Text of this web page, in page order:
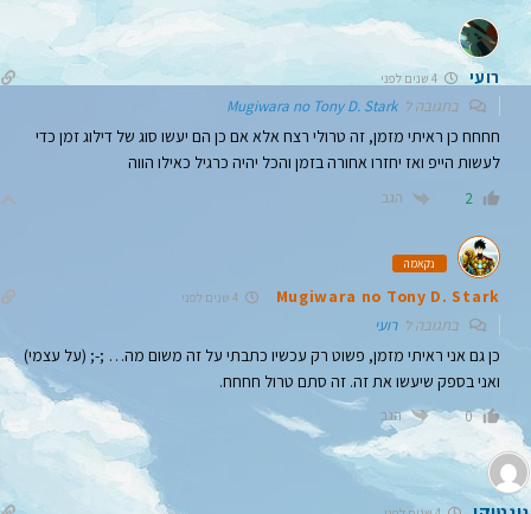
רועי
בתגובה לMugiwara no Tony D. Stark
חחחח כן ראיתי מזמן, זה טרולי רצח אלא אם כן הם יעשו סוג של דילוג זמן כדי
לעשות הייפ ואז יחזרו אחורה בזמן והכל יהיה כרגיל כאילו הווה
2 הגב
נקאמה
Mugiwara no Tony D. Stark 4 שנים לפני
בתגובה לרועי
כן גם אני ראיתי מזמן, פשוט רק עכשיו כתבתי על זה משום מה… ;-; (על עצמי)
ואני בספק שיעשו את זה. זה סתם טרול חחחח.
0 הגב